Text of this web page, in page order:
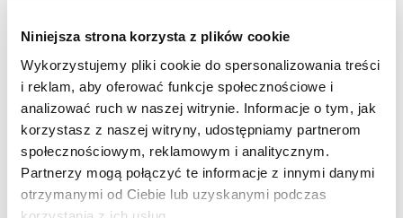
Niniejsza strona korzysta z plików cookie
Wykorzystujemy pliki cookie do spersonalizowania treści
i reklam, aby oferować funkcje społecznościowe i
analizować ruch w naszej witrynie. Informacje o tym, jak
korzystasz z naszej witryny, udostępniamy partnerom
społecznościowym, reklamowym i analitycznym.
Partnerzy mogą połączyć te informacje z innymi danymi
otrzymanymi od Ciebie lub uzyskanymi podczas
Ogniskowa obiektywu
12 mm
16 mm 6 mm
9 mm
Optyka